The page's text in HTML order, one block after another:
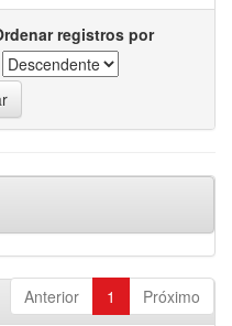
registros por
Anterior 1 Próximo